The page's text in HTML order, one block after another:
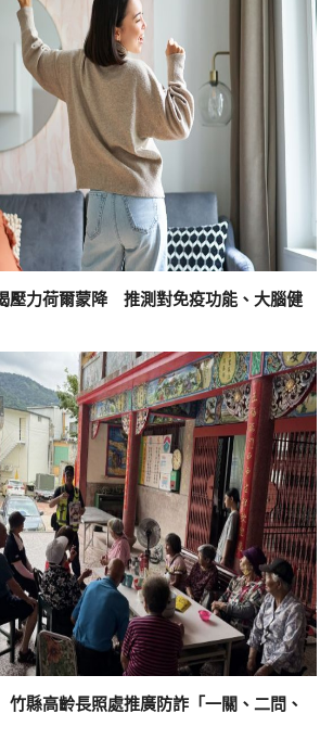
壓力荷爾蒙降 推測對免疫功能、大腦健
縣高齡長照處推廣防詐「一關、二問、